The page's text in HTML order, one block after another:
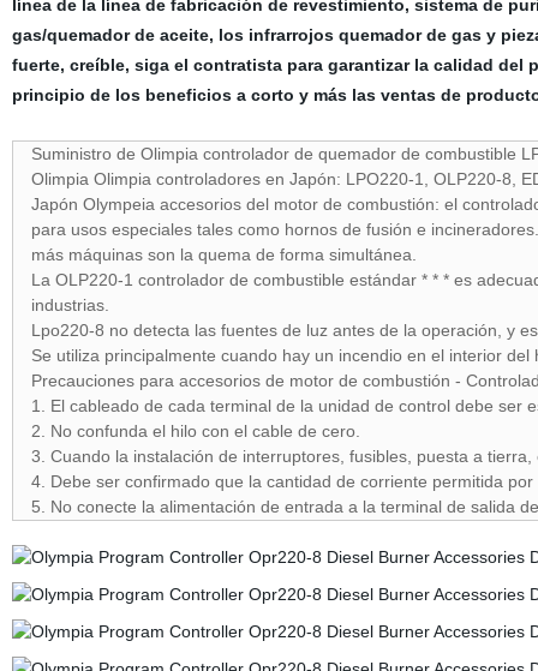
línea de la línea de fabricación de revestimiento, sistema de
gas/quemador de aceite, los infrarrojos quemador de gas y
fuerte, creíble, siga el contratista para garantizar la calidad
principio de los beneficios a corto y más las ventas de
Suministro de Olimpia controlador de quemador de combustible
Olimpia Olimpia controladores en Japón: LPO220-1, OLP220-8,
Japón Olympeia accesorios del motor de combustión: el
para usos especiales tales como hornos de fusión e
más máquinas son la quema de forma simultánea.
La OLP220-1 controlador de combustible estándar * * * es
industrias.
Lpo220-8 no detecta las fuentes de luz antes de la operación, y
Se utiliza principalmente cuando hay un incendio en el interior
Precauciones para accesorios de motor de combustión -
1. El cableado de cada terminal de la unidad de control debe ser
2. No confunda el hilo con el cable de cero.
3. Cuando la instalación de interruptores, fusibles, puesta a
4. Debe ser confirmado que la cantidad de corriente permitida
5. No conecte la alimentación de entrada a la terminal de salida